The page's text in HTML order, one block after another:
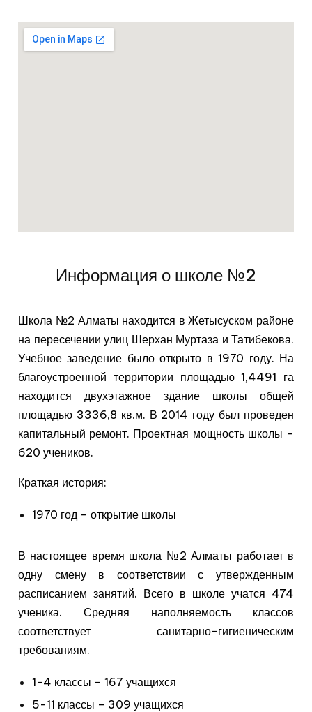
Информация о школе №2
Школа №2 Алматы находится в Жетысуском районе
на пересечении улиц Шерхан Муртаза и Татибекова.
Учебное заведение было открыто в 1970 году. На
благоустроенной территории площадью 1,4491 га
находится двухэтажное здание школы общей
площадью 3336,8 кв.м. В 2014 году был проведен
капитальный ремонт. Проектная мощность школы –
620 учеников.
Краткая история:
1970 год – открытие школы
В настоящее время школа №2 Алматы работает в
одну смену в соответствии с утвержденным
расписанием занятий. Всего в школе учатся 474
ученика. Средняя наполняемость классов
соответствует санитарно-гигиеническим
требованиям.
1-4 классы – 167 учащихся
5-11 классы – 309 учащихся